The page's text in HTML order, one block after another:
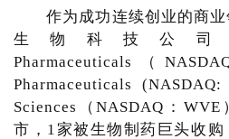
作为成功连续创业的商业
生物科技公司
Pharmaceuticals（
Pharmaceuticals
Sciences（NASDAQ：
市，1家被生物制药巨头收